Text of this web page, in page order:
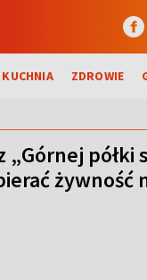
KUCHNIA ZDROWIE
„Górnej półki
żywność